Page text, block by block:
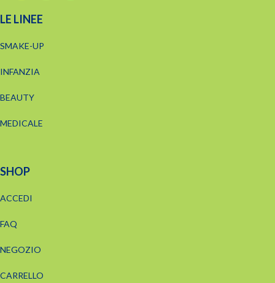
LE LINEE
SMAKE-UP
INFANZIA
BEAUTY
MEDICALE
SHOP
ACCEDI
FAQ
NEGOZIO
CARRELLO